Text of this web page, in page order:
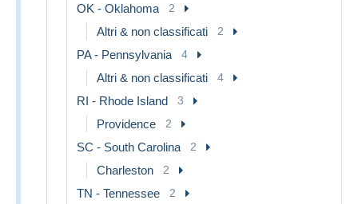
OK - Oklahoma 2
Altri & non classificati 2
PA - Pennsylvania 4
Altri & non classificati 4
RI - Rhode Island 3
Providence 2
SC - South Carolina 2
Charleston 2
TN - Tennessee 2